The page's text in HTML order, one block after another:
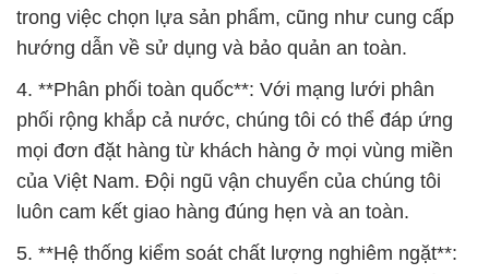
trong việc chọn lựa sản phẩm, cũng như cung cấp
hướng dẫn về sử dụng và bảo quản an toàn.
4. **Phân phối toàn quốc**: Với mạng lưới phân
phối rộng khắp cả nước, chúng tôi có thể đáp ứng
mọi đơn đặt hàng từ khách hàng ở mọi vùng miền
của Việt Nam. Đội ngũ vận chuyển của chúng tôi
luôn cam kết giao hàng đúng hẹn và an toàn.
5. **Hệ thống kiểm soát chất lượng nghiêm ngặt**: